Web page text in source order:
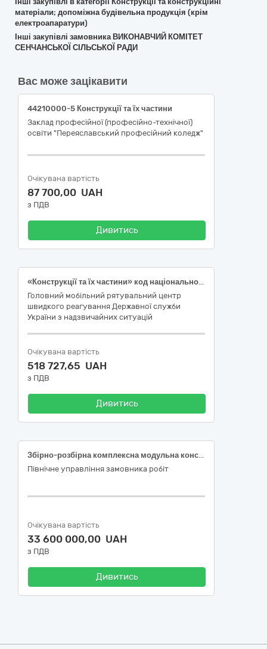
матеріали; допоміжна будівельна продукція (крім
електроапаратури)
Інші закупівлі замовника ВИКОНАВЧИЙ КОМІТЕТ
СЕНЧАНСЬКОЇ СІЛЬСЬКОЇ РАДИ
Вас може зацікавити
44210000-5 Конструкції та їх частини
Заклад професійної (професійно-технічної)
освіти "Переяславський професійний коледж"
Очікувана вартість
87 700,00 UAH
з ПДВ
Дивитись
«Конструкції та їх частини» код національного класифікатора України ДК 021:2015 «Єдиний закупівельний словник» – 44210000-5
Головний мобільний рятувальний центр
швидкого реагування Державної служби
України з надзвичайних ситуацій
Очікувана вартість
518 727,65 UAH
з ПДВ
Дивитись
Збірно-розбірна комплексна модульна конструкція спеціального призначення (їдальня)
Північне управління замовника робіт
Очікувана вартість
33 600 000,00 UAH
з ПДВ
Дивитись